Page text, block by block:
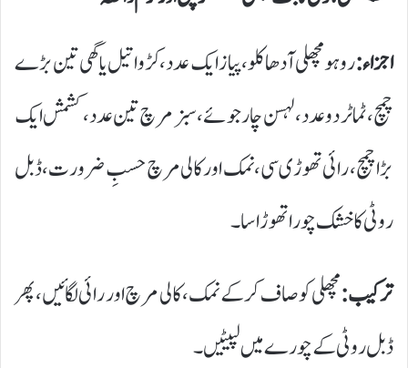
اجزاء:روہو مچھلی آدھا کلو، پیاز ایک عدد، کڑوا تیل یا گھی تین بڑے
چمچ، ٹماٹر دو عدد، لہسن چار جوئے، سبز مرچ تین عدد، کشمش ایک
بڑا چمچ، رائی تھوڑی سی، نمک اور کالی مرچ حسبِ ضرورت، ڈبل
روٹی کا خشک چورا تھوڑا سا۔
ترکیب:مچھلی کو صاف کر کے نمک، کالی مرچ اور رائی لگائیں، پھر
ڈبل روٹی کے چورے میں لپیٹیں۔